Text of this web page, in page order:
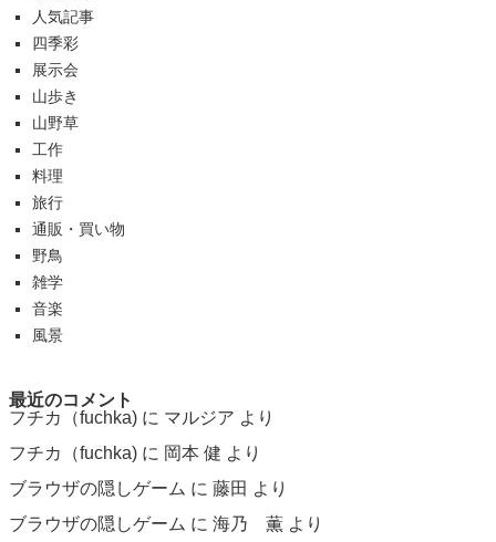
人気記事
四季彩
展示会
山歩き
山野草
工作
料理
旅行
通販・買い物
野鳥
雑学
音楽
風景
最近のコメント
フチカ（fuchka) に マルジア より
フチカ（fuchka) に 岡本 健 より
ブラウザの隠しゲーム に 藤田 より
ブラウザの隠しゲーム に 海乃 薫 より